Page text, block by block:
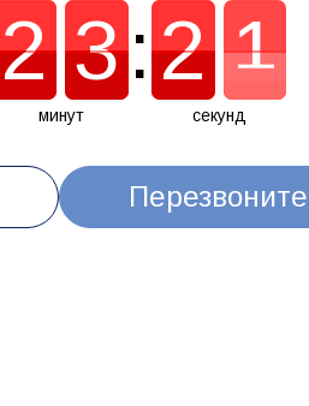
минут
2
2 3
3:
секунд
2
2 0
1
0